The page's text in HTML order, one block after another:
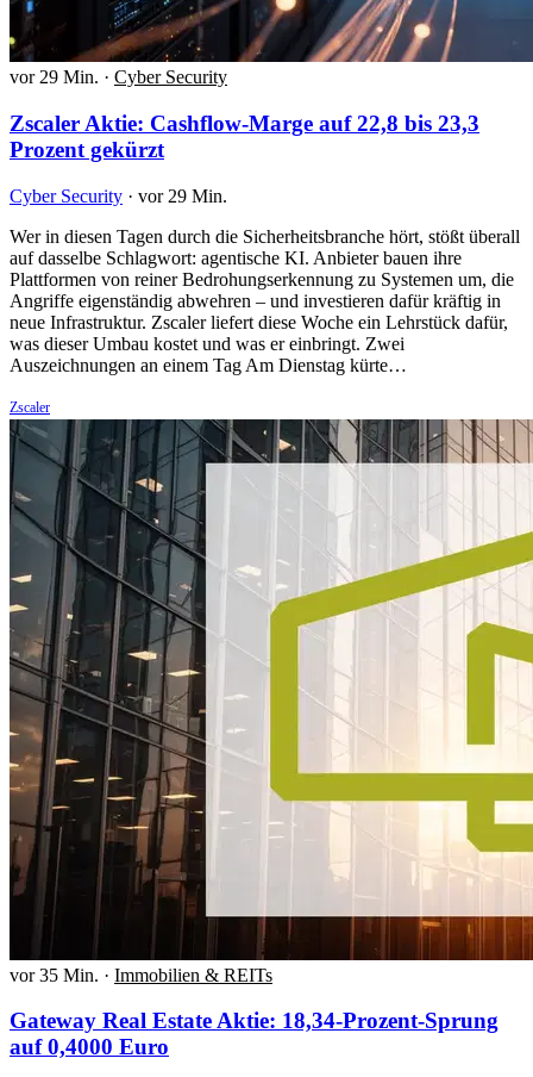
vor 29 Min. · Cyber Security
Zscaler Aktie: Cashflow-Marge auf 22,8 bis 23,3
Prozent gekürzt
Cyber Security · vor 29 Min.
Wer in diesen Tagen durch die Sicherheitsbranche hört, stößt überall
auf dasselbe Schlagwort: agentische KI. Anbieter bauen ihre
Plattformen von reiner Bedrohungserkennung zu Systemen um, die
Angriffe eigenständig abwehren – und investieren dafür kräftig in
neue Infrastruktur. Zscaler liefert diese Woche ein Lehrstück dafür,
was dieser Umbau kostet und was er einbringt. Zwei
Auszeichnungen an einem Tag Am Dienstag kürte…
Zscaler
vor 35 Min. · Immobilien & REITs
Gateway Real Estate Aktie: 18,34-Prozent-Sprung
auf 0,4000 Euro